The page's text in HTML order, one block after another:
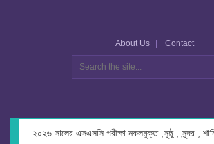
About Us Contact